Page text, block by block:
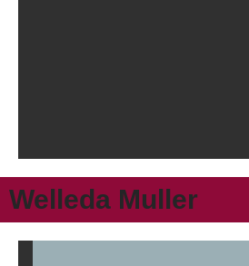
Welleda Muller